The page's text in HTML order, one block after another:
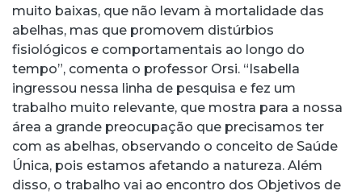
muito baixas, que não levam à mortalidade das
abelhas, mas que promovem distúrbios
fisiológicos e comportamentais ao longo do
tempo”, comenta o professor Orsi. “Isabella
ingressou nessa linha de pesquisa e fez um
trabalho muito relevante, que mostra para a nossa
área a grande preocupação que precisamos ter
com as abelhas, observando o conceito de Saúde
Única, pois estamos afetando a natureza. Além
disso, o trabalho vai ao encontro dos Objetivos de